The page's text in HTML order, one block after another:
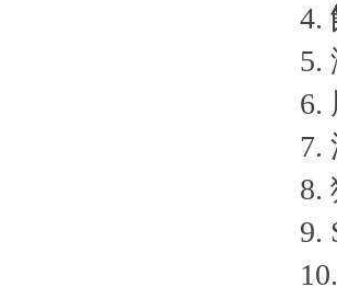
4.
5.
6.
7.
8.
9.